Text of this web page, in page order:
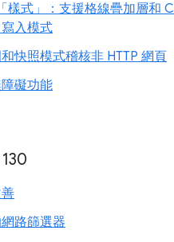
樣式」：支援格線疊加層和
入模式
快照模式稽核非 HTTP 網頁
礙功能
路篩選器